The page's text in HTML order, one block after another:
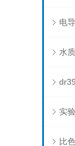
电
水
实